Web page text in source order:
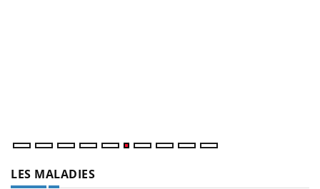
LES MALADIES